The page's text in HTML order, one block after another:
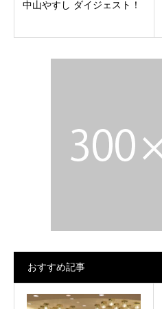
中山やすし ダイジェスト！
おすすめ記事